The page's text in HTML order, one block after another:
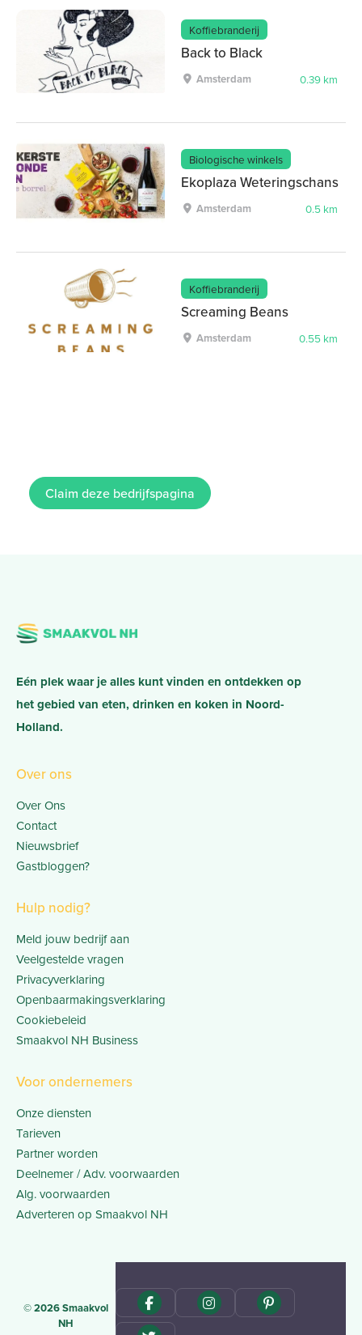
Koffiebranderij
Back to Black
Amsterdam 0.39 km
Biologische winkels
Ekoplaza Weteringschans
Amsterdam 0.5 km
Koffiebranderij
Screaming Beans
Amsterdam 0.55 km
Claim deze bedrijfspagina
Eén plek waar je alles kunt vinden en ontdekken op
het gebied van eten, drinken en koken in Noord-
Holland.
Over ons
Over Ons
Contact
Nieuwsbrief
Gastbloggen?
Hulp nodig?
Meld jouw bedrijf aan
Veelgestelde vragen
Privacyverklaring
Openbaarmakingsverklaring
Cookiebeleid
Smaakvol NH Business
Voor ondernemers
Onze diensten
Tarieven
Partner worden
Deelnemer / Adv. voorwaarden
Alg. voorwaarden
Adverteren op Smaakvol NH
© 2026 Smaakvol
NH